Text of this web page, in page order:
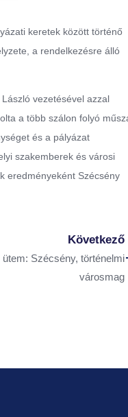
keretek között történő
a rendelkezésre álló
vezetésével azzal
a több szálon folyó
és a pályázat
szakemberek és városi
eredményeként Szécsény
Következő
Szécsény, történelmi
városmag